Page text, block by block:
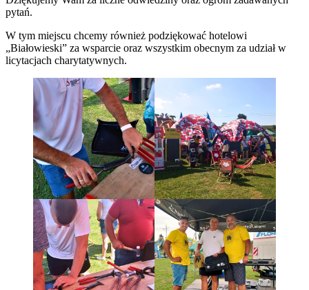
pytań.
W tym miejscu chcemy również podziękować hotelowi
„Białowieski” za wsparcie oraz wszystkim obecnym za udział w
licytacjach charytatywnych.